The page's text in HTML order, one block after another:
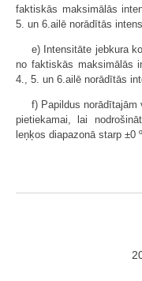
faktiskās maksimālās
5. un 6.ailē norādītās
e) Intensitāte jebkura
no faktiskās maksimālās
4., 5. un 6.ailē norādītās
f) Papildus
pietiekamai, lai
leņķos diapazonā starp ±0